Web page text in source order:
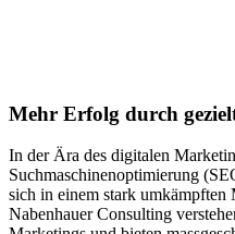
Mehr Erfolg durch
In der Ära des digitalen
Suchmaschinenoptimierung
sich in einem stark umkämpften
Nabenhauer Consulting